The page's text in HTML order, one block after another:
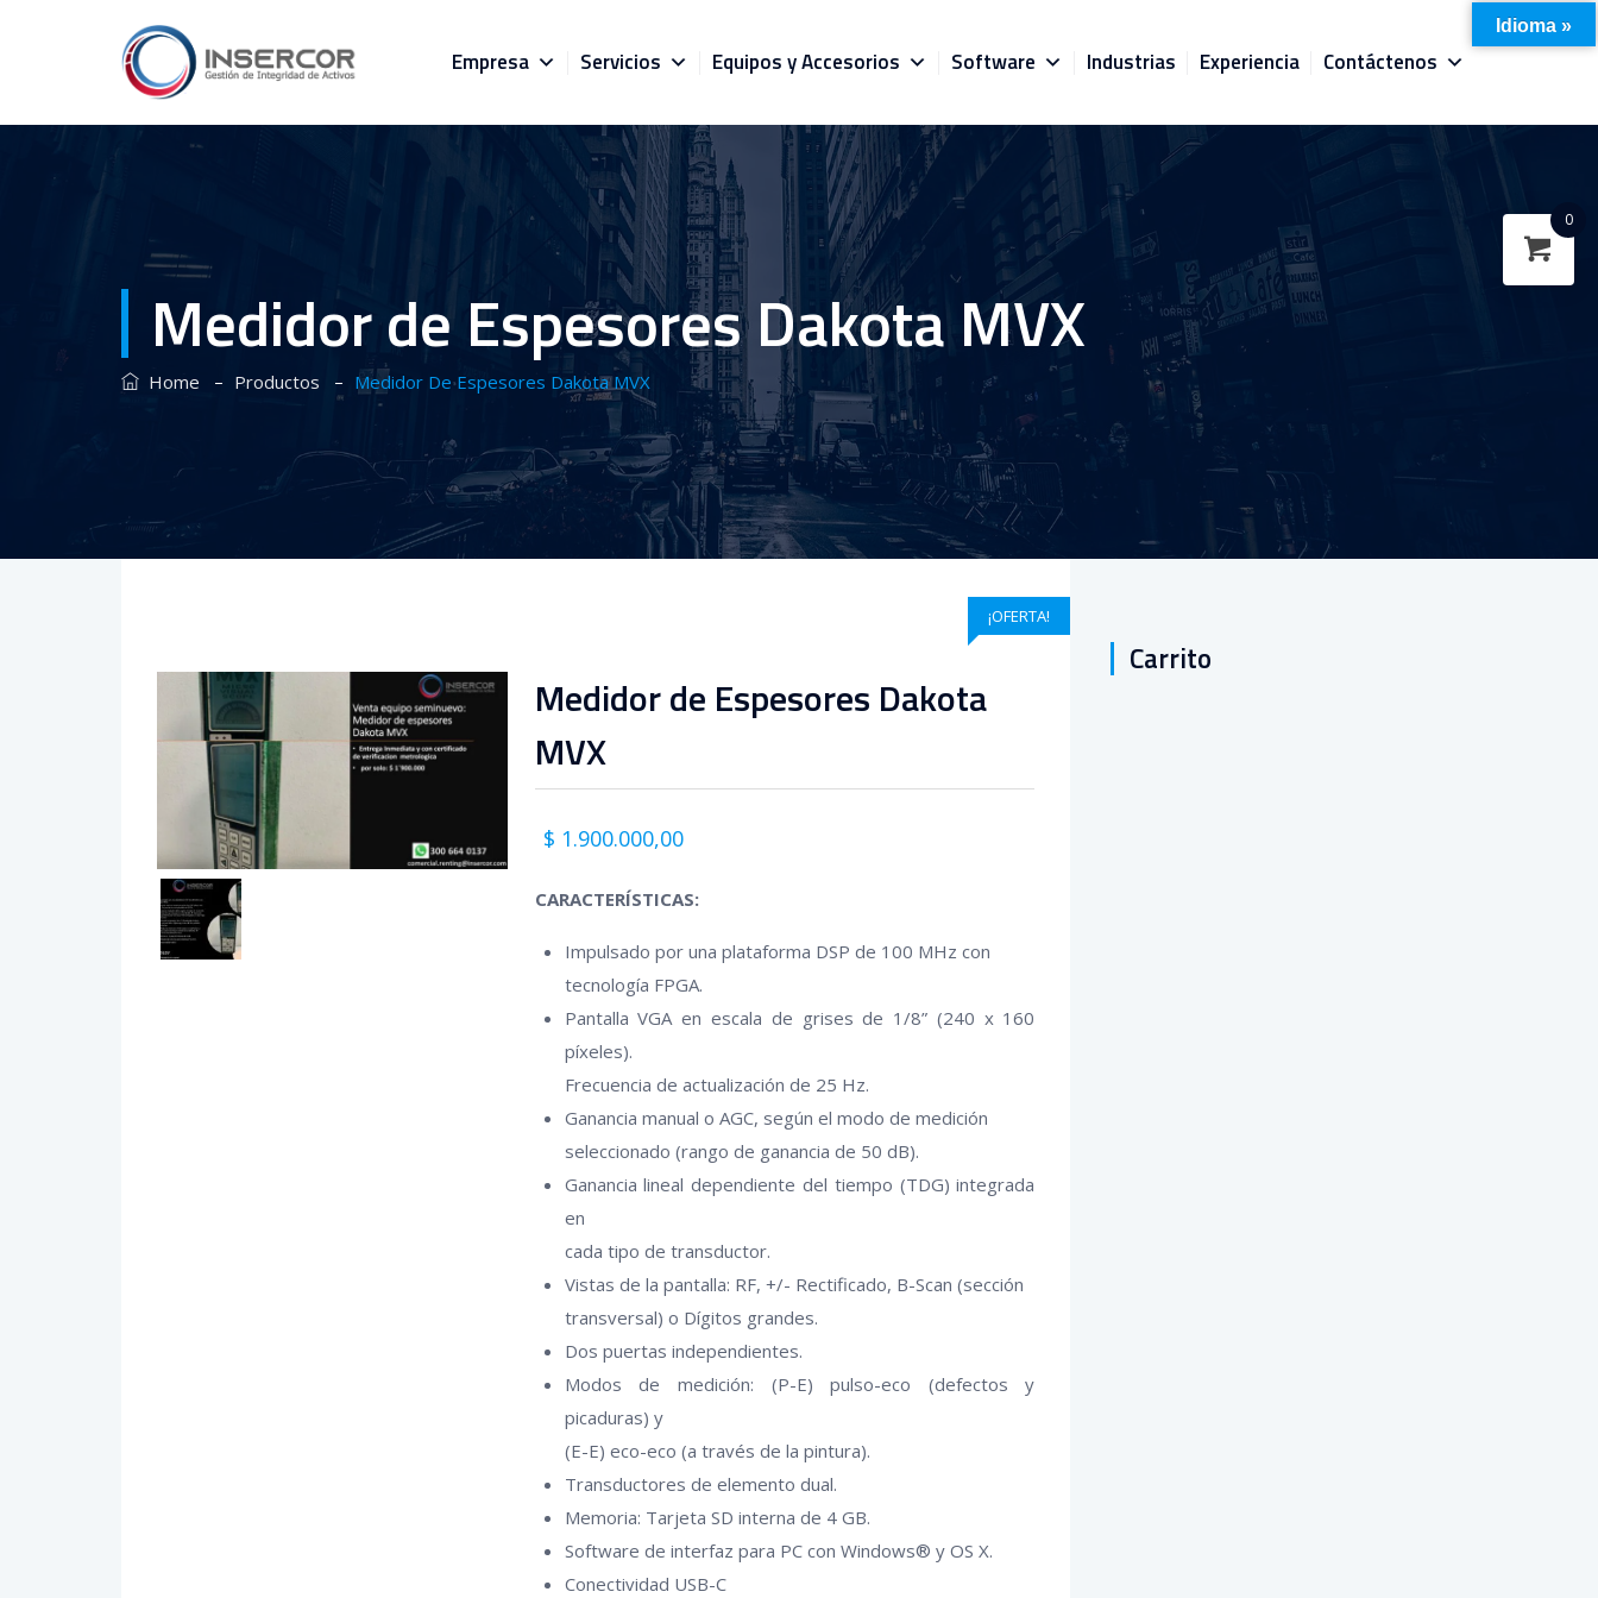
Empresa Servicios Equipos y Accesorios Software Industrias Experiencia Contáctenos
Medidor de Espesores Dakota MVX
Home – Productos – Medidor De Espesores Dakota MVX
¡OFERTA!
Medidor de Espesores Dakota
MVX
El
original
$ 2.200.000,00.
$ 1.900.000,00
actual
$ 1.900.000,00.
CARACTERÍSTICAS:
Impulsado por una plataforma DSP de 100 MHz con
tecnología FPGA.
Pantalla VGA en escala de grises de 1/8” (240 x 160
píxeles).
Frecuencia de actualización de 25 Hz.
Ganancia manual o AGC, según el modo de medición
seleccionado (rango de ganancia de 50 dB).
Ganancia lineal dependiente del tiempo (TDG) integrada
en
cada tipo de transductor.
Vistas de la pantalla: RF, +/- Rectificado, B-Scan (sección
transversal) o Dígitos grandes.
Dos puertas independientes.
Modos de medición: (P-E) pulso-eco (defectos y
picaduras) y
(E-E) eco-eco (a través de la pintura).
Transductores de elemento dual.
Memoria: Tarjeta SD interna de 4 GB.
Software de interfaz para PC con Windows® y OS X.
Conectividad USB-C
Carrito
Idioma »
0